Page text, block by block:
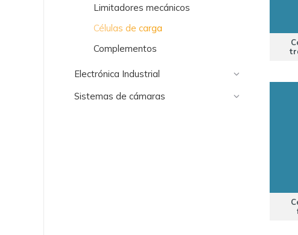
Limitadores mecánicos
Células de carga
Complementos
Electrónica Industrial
Sistemas de cámaras